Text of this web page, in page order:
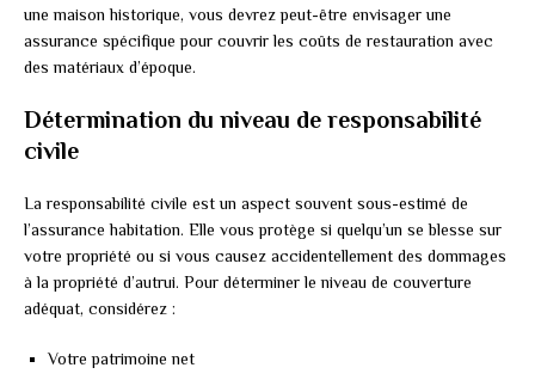
une maison historique, vous devrez peut-être envisager une
assurance spécifique pour couvrir les coûts de restauration avec
des matériaux d’époque.
Détermination du niveau de responsabilité
civile
La responsabilité civile est un aspect souvent sous-estimé de
l’assurance habitation. Elle vous protège si quelqu’un se blesse sur
votre propriété ou si vous causez accidentellement des dommages
à la propriété d’autrui. Pour déterminer le niveau de couverture
adéquat, considérez :
Votre patrimoine net